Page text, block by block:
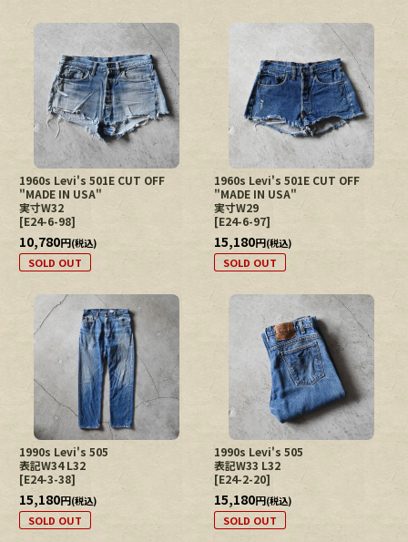
1960s Levi's 501E CUT OFF
"MADE IN USA"
実寸W32
[E24-6-98]
10,780円(税込)
SOLD OUT
1960s Levi's 501E CUT OFF
"MADE IN USA"
実寸W29
[E24-6-97]
15,180円(税込)
SOLD OUT
1990s Levi's 505
表記W34 L32
[E24-3-38]
15,180円(税込)
SOLD OUT
1990s Levi's 505
表記W33 L32
[E24-2-20]
15,180円(税込)
SOLD OUT